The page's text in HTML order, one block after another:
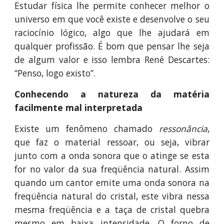
Estudar física lhe permite conhecer melhor o
universo em que você existe e desenvolve o seu
raciocínio lógico, algo que lhe ajudará em
qualquer profissão. É bom que pensar lhe seja
de algum valor e isso lembra René Descartes:
“Penso, logo existo”.
Conhecendo a natureza da matéria
facilmente mal interpretada
Existe um fenômeno chamado ressonância,
que faz o material ressoar, ou seja, vibrar
junto com a onda sonora que o atinge se esta
for no valor da sua freqüência natural. Assim
quando um cantor emite uma onda sonora na
freqüência natural do cristal, este vibra nessa
mesma freqüência e a taça de cristal quebra